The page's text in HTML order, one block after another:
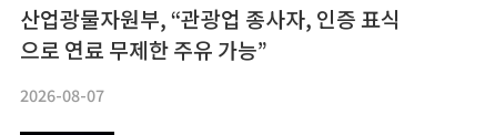
산업광물자원부, “관광업 종사자, 인증 표식
으로 연료 무제한 주유 가능”
2026-08-07